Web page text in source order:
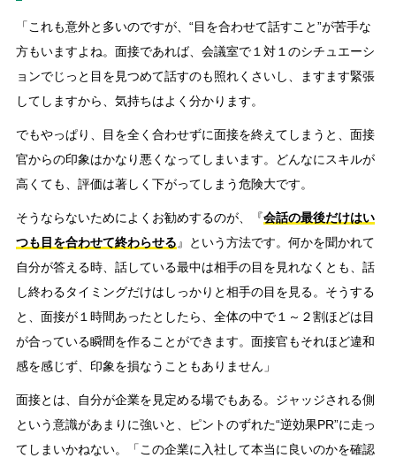
「これも意外と多いのですが、“目を合わせて話すこと”が苦手な
方もいますよね。面接であれば、会議室で１対１のシチュエーシ
ョンでじっと目を見つめて話すのも照れくさいし、ますます緊張
してしますから、気持ちはよく分かります。
でもやっぱり、目を全く合わせずに面接を終えてしまうと、面接
官からの印象はかなり悪くなってしまいます。どんなにスキルが
高くても、評価は著しく下がってしまう危険大です。
そうならないためによくお勧めするのが、『会話の最後だけはい
つも目を合わせて終わらせる』という方法です。何かを聞かれて
自分が答える時、話している最中は相手の目を見れなくとも、話
し終わるタイミングだけはしっかりと相手の目を見る。そうする
と、面接が１時間あったとしたら、全体の中で１～２割ほどは目
が合っている瞬間を作ることができます。面接官もそれほど違和
感を感じず、印象を損なうこともありません」
面接とは、自分が企業を見定める場でもある。ジャッジされる側
という意識があまりに強いと、ピントのずれた“逆効果PR”に走っ
てしまいかねない。「この企業に入社して本当に良いのかを確認